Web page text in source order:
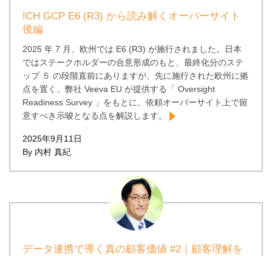
ICH GCP E6 (R3) から読み解くオーバーサイト
後編
2025 年 7 月、欧州では E6 (R3) が施行されました。日本
ではステークホルダーの合意形成のもと、最終化分のステ
ップ ５ の段階直前にありますが、先に施行された欧州に拠
点を置く、弊社 Veeva EU が提供する「 Oversight
Readiness Survey 」をもとに、依頼オーバーサイト上で留
意すべき示唆となる点を解説します。
2025年9月11日
By 内村 真紀
データ連携で導く真の顧客価値 #2｜顧客理解を